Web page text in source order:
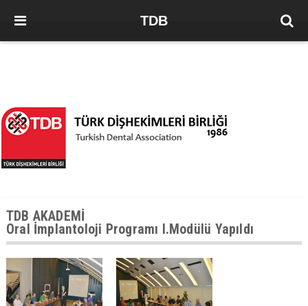
TDB
TDB AKADEMİ
Oral İmplantoloji Programı I.Modülü Yapıldı